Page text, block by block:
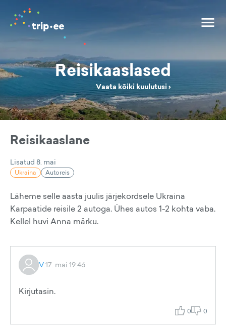
Reisikaaslased
Vaata kõiki kuulutusi ›
Reisikaaslane
Lisatud 8. mai
Ukraina Autoreis
Läheme selle aasta juulis järjekordsele Ukraina
Karpaatide reisile 2 autoga. Ühes autos 1-2 kohta vaba.
Kellel huvi Anna märku.
V.17. mai 19:46
Kirjutasin.
0 0